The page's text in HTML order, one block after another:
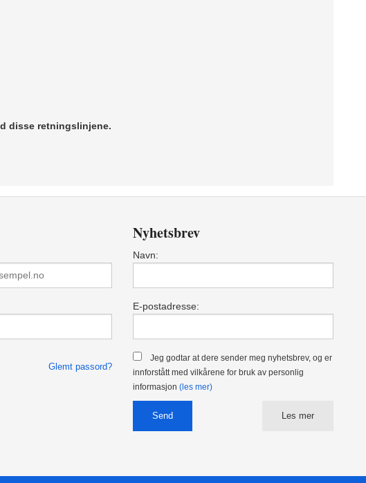
disse retningslinjene.
Glemt passord?
Nyhetsbrev
Navn:
E-postadresse:
Jeg godtar at dere sender meg nyhetsbrev, og er
innforstått med vilkårene for bruk av personlig
informasjon (les mer)
Les mer